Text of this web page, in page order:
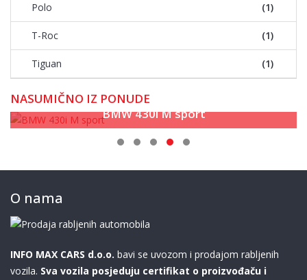
Polo (1)
T-Roc (1)
Tiguan (1)
NASUMIČNO IZ PONUDE
BMW 430i M sport
O nama
INFO MAX CARS d.o.o. bavi se uvozom i prodajom rabljenih
vozila. Sva vozila posjeduju certifikat o proizvođaču i